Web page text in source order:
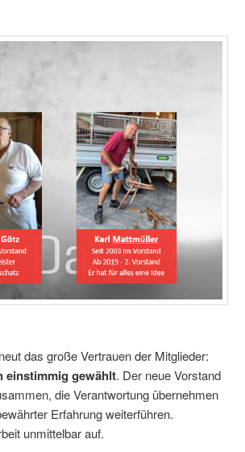
das große Vertrauen der Mitglieder:
einstimmig gewählt. Der neue Vorstand
die Verantwortung übernehmen
Erfahrung weiterführen.
unmittelbar auf.